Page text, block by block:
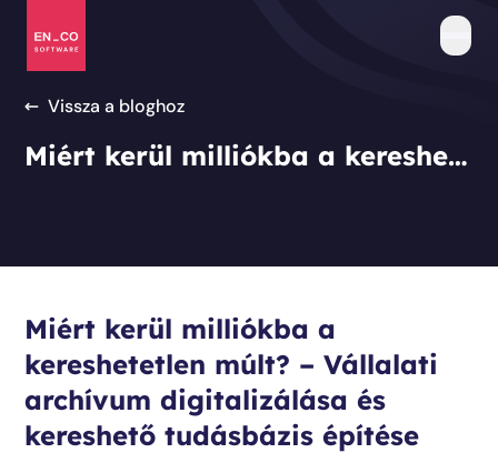
Rólunk
Tanúsítványok
GYIK
IT Outsourcing
Referenciáink
Pályázatok
Közbeszerzés
Vissza a bloghoz
Miért kerül milliókba a kereshetetlen múlt? – Vállalati archívum digitalizálása és kereshető tudásbázis építése
Miért kerül milliókba a
kereshetetlen múlt? – Vállalati
archívum digitalizálása és
kereshető tudásbázis építése